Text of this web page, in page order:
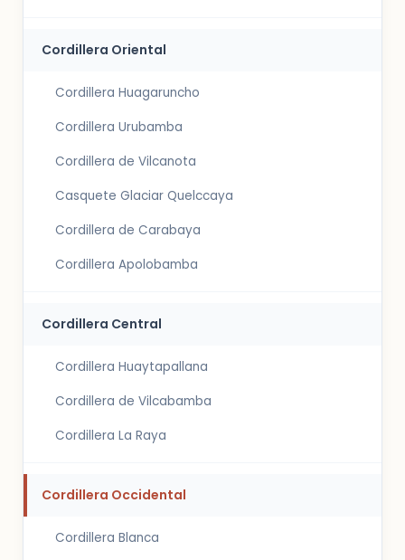
Cordillera Oriental
Cordillera Huagaruncho
Cordillera Urubamba
Cordillera de Vilcanota
Casquete Glaciar Quelccaya
Cordillera de Carabaya
Cordillera Apolobamba
Cordillera Central
Cordillera Huaytapallana
Cordillera de Vilcabamba
Cordillera La Raya
Cordillera Occidental
Cordillera Blanca